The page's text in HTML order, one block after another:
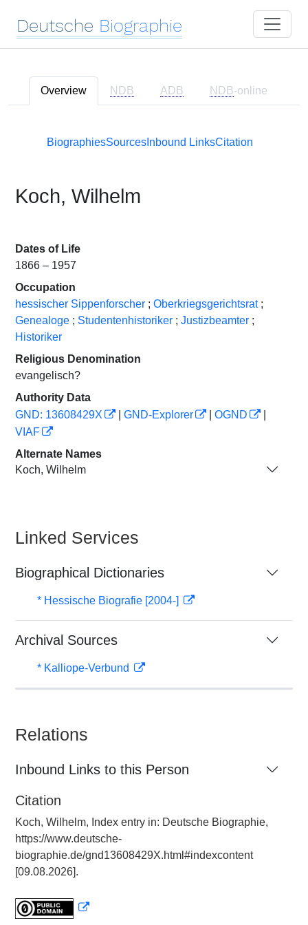
Deutsche Biographie
Overview NDB ADB NDB-online
BiographiesSources Inbound LinksCitation
Koch, Wilhelm
Dates of Life
1866 – 1957
Occupation
hessischer Sippenforscher ; Oberkriegsgerichtsrat ;
Genealoge ; Studentenhistoriker ; Justizbeamter ;
Historiker
Religious Denomination
evangelisch?
Authority Data
GND: 13608429X
GND-Explorer OGND
VIAF
Alternate Names
Koch, Wilhelm
Linked Services
Biographical Dictionaries
* Hessische Biografie [2004-]
Archival Sources
* Kalliope-Verbund
Relations
Inbound Links to this Person
Citation
Koch, Wilhelm, Index entry in: Deutsche Biographie,
https://www.deutsche-
biographie.de/gnd13608429X.html#indexcontent
[09.08.2026].